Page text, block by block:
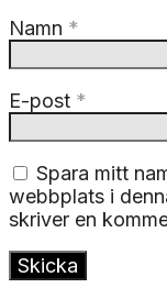
Namn *
E-post *
Spara mitt
webbplats i
skriver en